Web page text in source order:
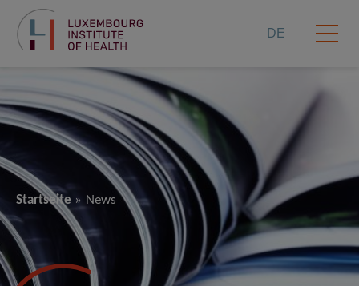
DE
Startseite News